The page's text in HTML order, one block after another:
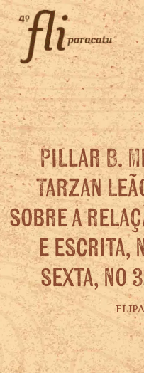
Pillar B.
Tarzan
sobre a
e escrita,
sexta, no